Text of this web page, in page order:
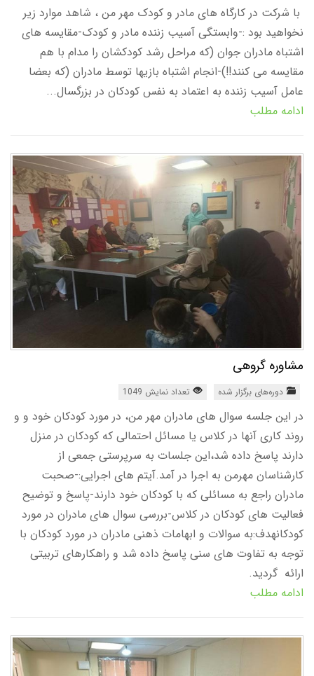
با شرکت در کارگاه های مادر و کودک مهر من ، شاهد موارد زیر
نخواهید بود :-وابستگی آسیب زننده مادر و کودک-مقایسه های
اشتباه مادران جوان (که مراحل رشد کودکشان را مدام با هم
مقایسه می کنند!!)-انجام اشتباه بازیها توسط مادران (که بعضا
عامل آسیب زننده به اعتماد به نفس کودکان در بزرگسال...
ادامه مطلب
مشاوره گروهی
دوره‌های برگزار شده تعداد نمایش 1049
در این جلسه سوال های مادران مهر من، در مورد کودکان خود و و
روند کاری آنها در کلاس یا مسائل احتمالی که کودکان در منزل
دارند پاسخ داده شد،این جلسات به سرپرستی جمعی از
کارشناسان مهرمن به اجرا در آمد.آیتم های اجرایی:-صحبت
مادران راجع به مسائلی که با کودکان خود دارند-پاسخ و توضیح
فعالیت های کودکان در کلاس-بررسی سوال های مادران در مورد
کودکانهدف:به سوالات و ابهامات ذهنی مادران در مورد کودکان با
توجه به تفاوت های سنی پاسخ داده شد و راهکارهای تربیتی
ارائه گردید.
ادامه مطلب